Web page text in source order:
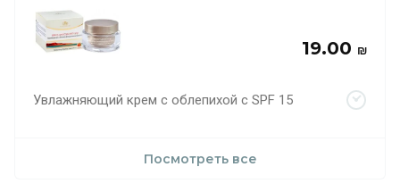
19.00 ₪
Увлажняющий крем с облепихой с SPF 15
Посмотреть все